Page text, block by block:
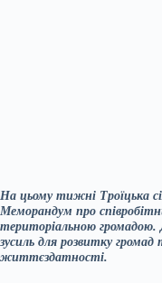
На цьому тижні Троїцька
Меморандум про
територіальною громадою.
зусиль для розвитку
життєздатності.